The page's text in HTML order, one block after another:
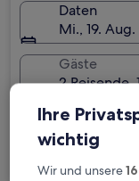
Daten
Mi., 19.
Gäste
2 Reisende,
Ich reise
Ihre
wichtig
Wir und unsere16